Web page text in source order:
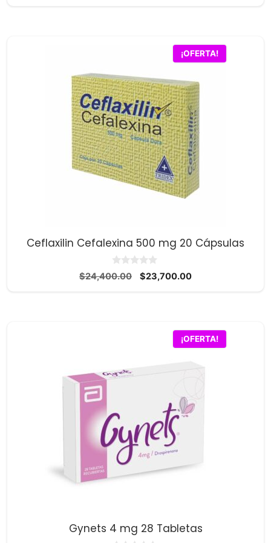
¡OFERTA!
Ceflaxilin Cefalexina 500 mg 20 Cápsulas
0
d
$24,400.00
El
$23,700.00El
¡OFERTA!
Gynets 4 mg 28 Tabletas